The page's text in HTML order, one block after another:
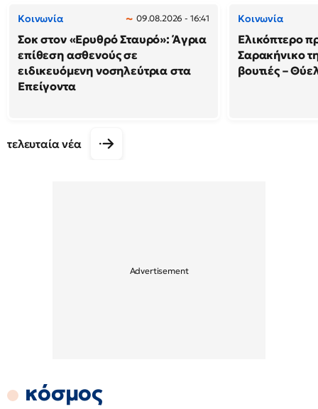
Κοινωνία 09.08.2026 - 16:41
Σοκ στον «Ερυθρό Σταυρό»: Άγρια
επίθεση ασθενούς σε
ειδικευόμενη νοσηλεύτρια στα
Επείγοντα
Κοινωνία
Ελικόπτερο
Σαρακήνικο
βουτιές –
τελευταία νέα
κόσμος